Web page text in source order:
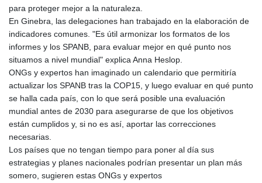
para proteger mejor a la naturaleza.
En Ginebra, las delegaciones han trabajado en la elaboración de
indicadores comunes. "Es útil armonizar los formatos de los
informes y los SPANB, para evaluar mejor en qué punto nos
situamos a nivel mundial" explica Anna Heslop.
ONGs y expertos han imaginado un calendario que permitiría
actualizar los SPANB tras la COP15, y luego evaluar en qué punto
se halla cada país, con lo que será posible una evaluación
mundial antes de 2030 para asegurarse de que los objetivos
están cumplidos y, si no es así, aportar las correcciones
necesarias.
Los países que no tengan tiempo para poner al día sus
estrategias y planes nacionales podrían presentar un plan más
somero, sugieren estas ONGs y expertos